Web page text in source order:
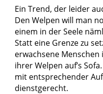
Ein Trend, der leider
Den Welpen will man
einem in der Seele
Statt eine Grenze zu
erwachsene
ihrer Welpen auf’s
mit entsprechender
dienstgerecht.